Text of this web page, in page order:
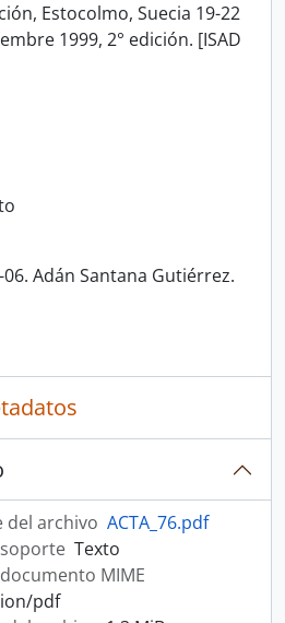
Estocolmo, Suecia 19-22
1999, 2° edición. [ISAD
06. Adán Santana Gutiérrez.
del archivo ACTA_76.pdf
Texto
MIME
pdf